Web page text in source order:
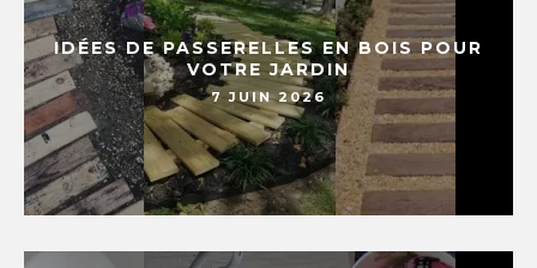
IDÉES DE PASSERELLES EN BOIS POUR
VOTRE JARDIN
7 JUIN 2026